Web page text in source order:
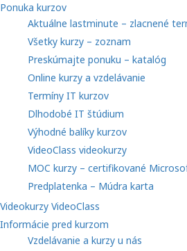
Ponuka kurzov
Aktuálne lastminute – zlacnené
Všetky kurzy – zoznam
Preskúmajte ponuku – katalóg
Online kurzy a vzdelávanie
Termíny IT kurzov
Dlhodobé IT štúdium
Výhodné balíky kurzov
VideoClass videokurzy
MOC kurzy – certifikované
Predplatenka – Múdra karta
Videokurzy VideoClass
Informácie pred kurzom
Vzdelávanie a kurzy u nás